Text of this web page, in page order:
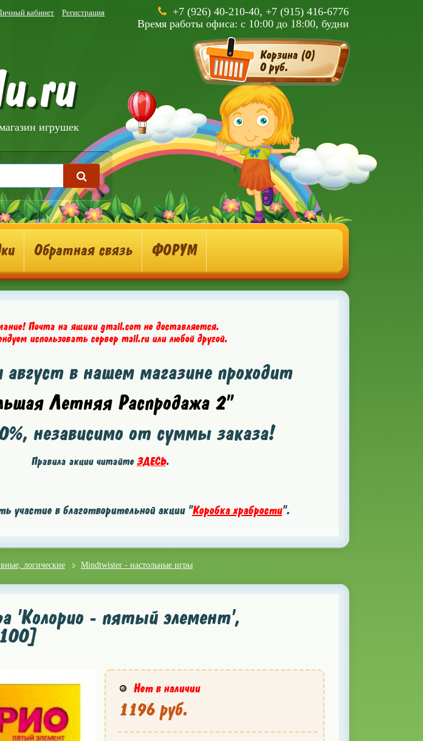
кабинет Регистрация
+7 (926) 40-210-40, +7 (915) 416-6776
Время работы офиса: с 10:00 до 18:00, будни
игрушек
Корзина (0)
0 руб.
Обратная связь ФОРУМ
Почта на ящики gmail.com не доставляется.
использовать сервер mail.ru или любой другой.
август в нашем магазине проходит
Летняя Распродажа 2"
, независимо от суммы заказа!
Правила акции читайтеЗДЕСЬ.
участие в благотворительной акции "Коробка храбрости".
логические Mindtwister - настольные игры
'Колорио - пятый элемент',
Нет в наличии
1196 руб.